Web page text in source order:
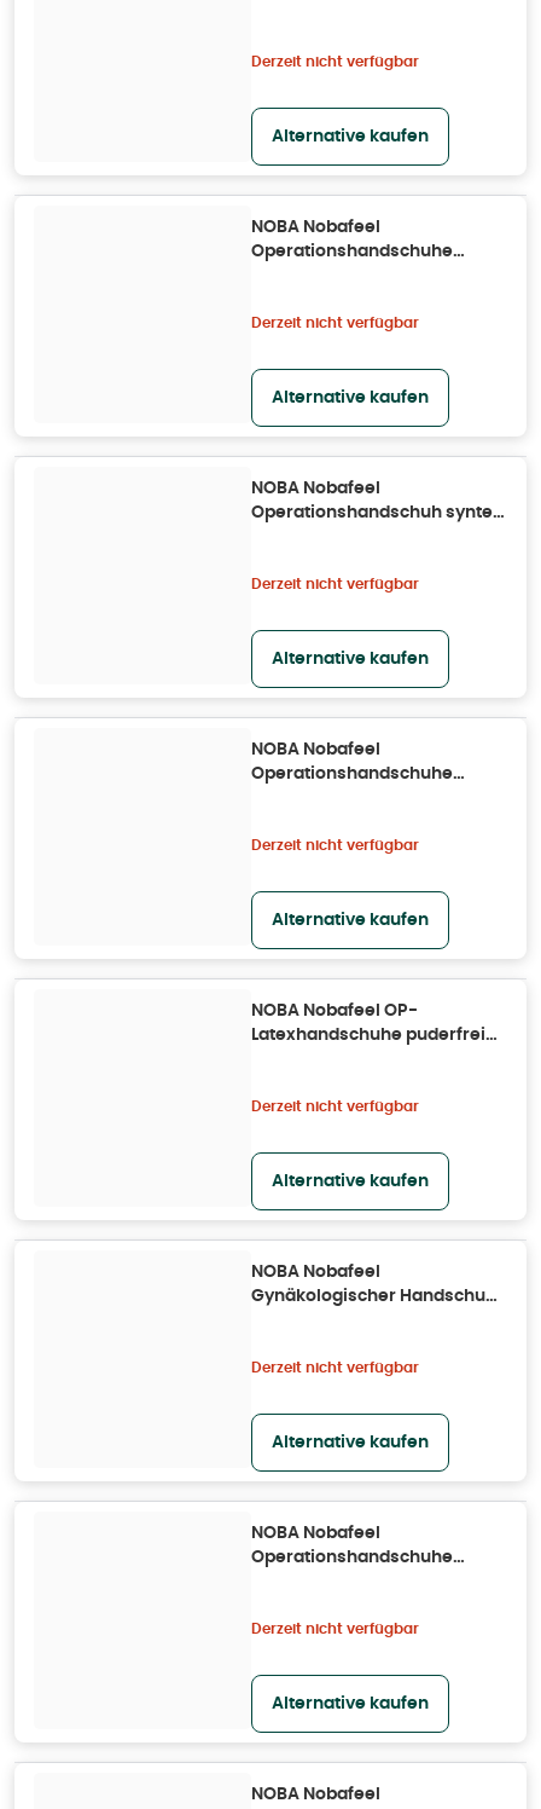
Derzeit nicht verfügbar
Alternative kaufen
NOBA Nobafeel
Operationshandschuhe
Derzeit nicht verfügbar
Alternative kaufen
NOBA Nobafeel
Operationshandschuh syntex
Derzeit nicht verfügbar
Alternative kaufen
NOBA Nobafeel
Operationshandschuhe
Derzeit nicht verfügbar
Alternative kaufen
NOBA Nobafeel OP-
Latexhandschuhe puderfrei
Derzeit nicht verfügbar
Alternative kaufen
NOBA Nobafeel
Gynäkologischer Handschuh
Derzeit nicht verfügbar
Alternative kaufen
NOBA Nobafeel
Operationshandschuhe
Derzeit nicht verfügbar
Alternative kaufen
NOBA Nobafeel